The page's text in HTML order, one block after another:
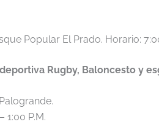
Popular El Prado. Horario:
Rugby, Baloncesto y
1:00 P.M.